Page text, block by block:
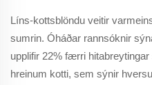
Líns-kottsblöndu veitir
sumrin. Óháðar rannsóknir
upplifir 22% færri
hreinum kotti, sem sýnir